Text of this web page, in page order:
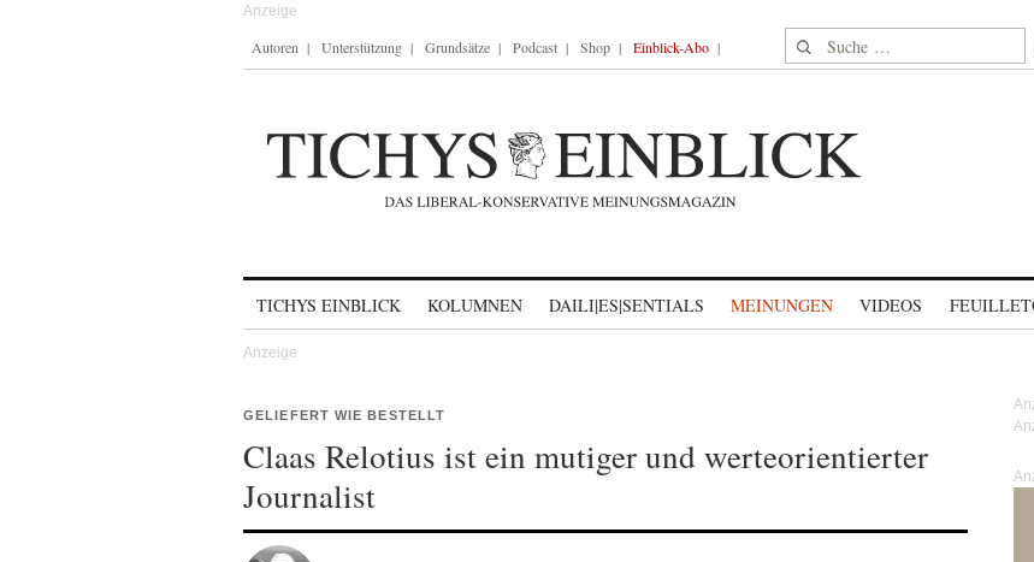
Autoren Unterstützung Grundsätze Podcast Shop Einblick-Abo Suche nach:
TICHYS EINBLICK KOLUMNEN DAILI|ES|SENTIALS MEINUNGEN VIDEOS
GELIEFERT WIE BESTELLT
Claas Relotius ist ein mutiger und werteorientierter
Journalist